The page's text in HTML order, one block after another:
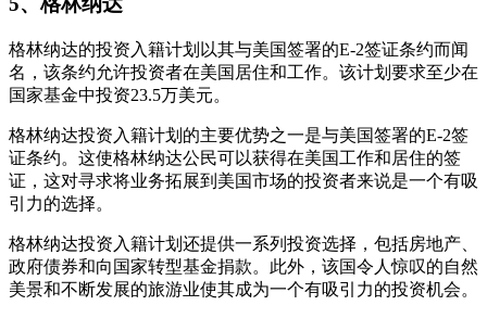
格林纳达的投资入籍计划以其与美国签署的E-2签证条约而闻
名，该条约允许投资者在美国居住和工作。该计划要求至少在
国家基金中投资23.5万美元。
格林纳达投资入籍计划的主要优势之一是与美国签署的E-2签
证条约。这使格林纳达公民可以获得在美国工作和居住的签
证，这对寻求将业务拓展到美国市场的投资者来说是一个有吸
引力的选择。
格林纳达投资入籍计划还提供一系列投资选择，包括房地产、
政府债券和向国家转型基金捐款。此外，该国令人惊叹的自然
美景和不断发展的旅游业使其成为一个有吸引力的投资机会。